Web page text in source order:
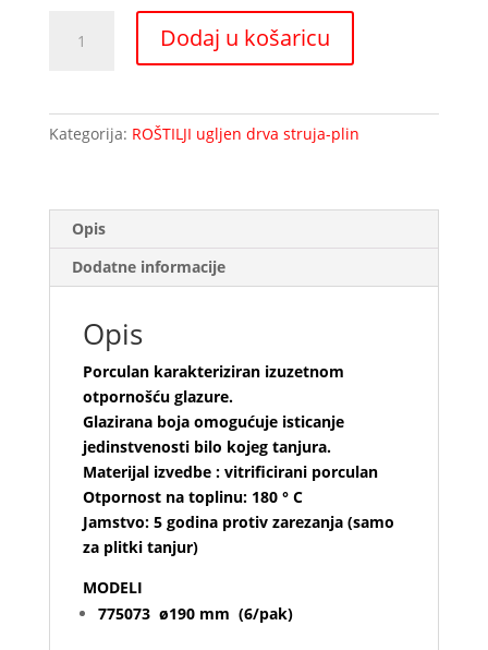
salat
Dodaj u košaricu
Kategorija: ROŠTILJI ugljen drva struja-plin
Opis
Dodatne informacije
Opis
Porculan karakteriziran izuzetnom
otpornošću glazure.
Glazirana boja omogućuje isticanje
jedinstvenosti bilo kojeg tanjura.
Materijal izvedbe : vitrificirani porculan
Otpornost na toplinu: 180 ° C
Jamstvo: 5 godina protiv zarezanja (samo
za plitki tanjur)
MODELI
775073 ø190 mm (6/pak)